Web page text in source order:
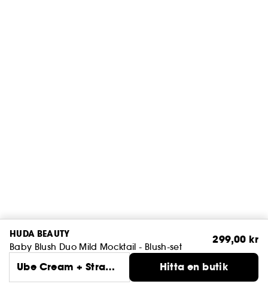
HUDA BEAUTY
Baby Blush Duo Mild Mocktail - Blush-set
299,00 kr
Ube Cream + Strawb
Hitta en butik